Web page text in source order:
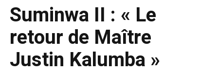
Suminwa II : « Le
retour de Maître
Justin Kalumba »